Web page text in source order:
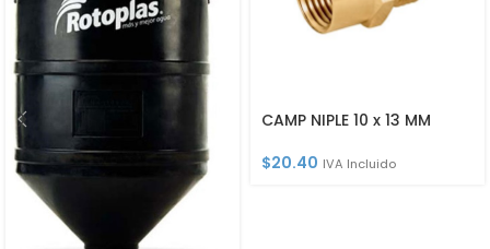
CAMP NIPLE 10 x 13 MM
$20.40 IVA Incluido